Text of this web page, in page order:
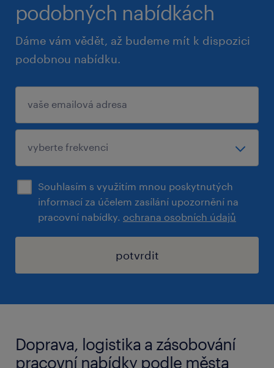
podobných nabídkách
Dáme vám vědět, až budeme mít k dispozici
podobnou nabídku.
Souhlasím s využitím mnou poskytnutých
informací za účelem zasílání upozornění na
pracovní nabídky. ochrana osobních údajů
potvrdit
Doprava, logistika a zásobování
pracovní nabídky podle města